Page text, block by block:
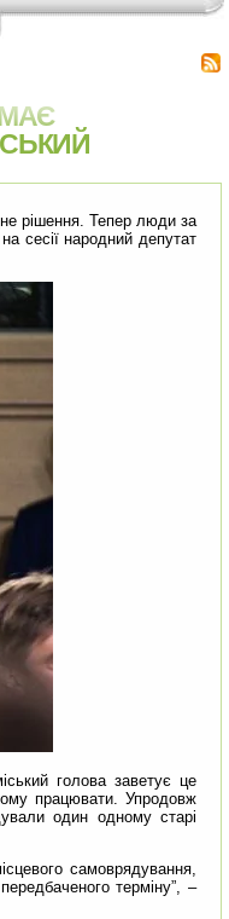
рішення. Тепер люди за
сесії народний депутат
голова заветує це
працювати. Упродовж
один одному старі
самоврядування,
терміну”, –